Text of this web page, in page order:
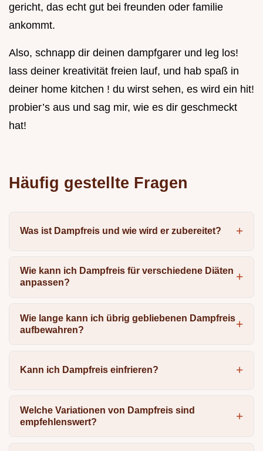
gericht, das echt gut bei freunden oder familie
ankommt.
Also, schnapp dir deinen dampfgarer und leg los!
lass deiner kreativität freien lauf, und hab spaß in
deiner home kitchen ! du wirst sehen, es wird ein hit!
probier’s aus und sag mir, wie es dir geschmeckt
hat!
Häufig gestellte Fragen
Was ist Dampfreis und wie wird er zubereitet?
Wie kann ich Dampfreis für verschiedene Diäten
anpassen?
Wie lange kann ich übrig gebliebenen Dampfreis
aufbewahren?
Kann ich Dampfreis einfrieren?
Welche Variationen von Dampfreis sind
empfehlenswert?